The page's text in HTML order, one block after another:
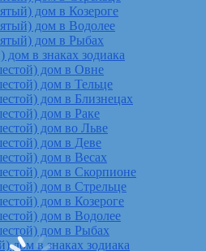
дом в Козероге
дом в Водолее
дом в Рыбах
дом в знаках зодиака
дом в Овне
дом в Тельце
дом в Близнецах
дом в Раке
дом во Льве
дом в Деве
дом в Весах
дом в Скорпионе
дом в Стрельце
дом в Козероге
дом в Водолее
дом в Рыбах
дом в знаках зодиака